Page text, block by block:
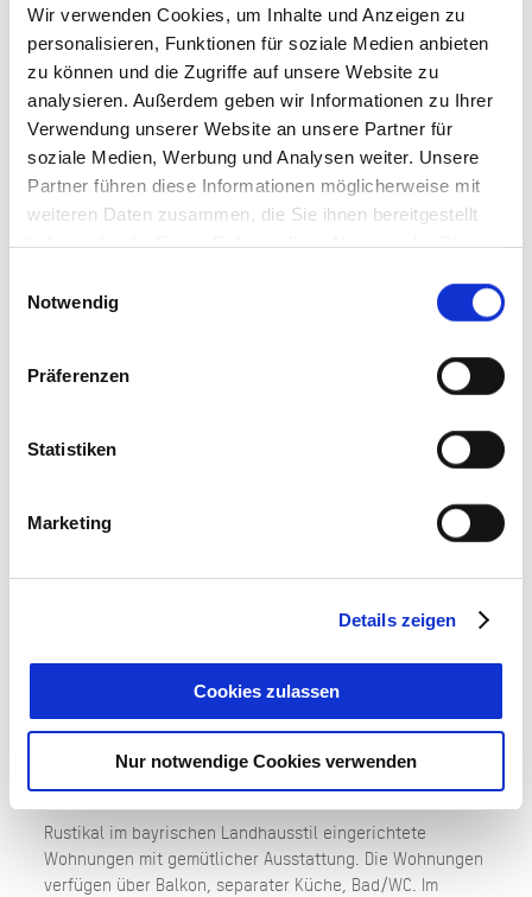
Wir verwenden Cookies, um Inhalte und Anzeigen zu
personalisieren, Funktionen für soziale Medien anbieten
zu können und die Zugriffe auf unsere Website zu
analysieren. Außerdem geben wir Informationen zu Ihrer
Verwendung unserer Website an unsere Partner für
soziale Medien, Werbung und Analysen weiter. Unsere
Partner führen diese Informationen möglicherweise mit
weiteren Daten zusammen, die Sie ihnen bereitgestellt
haben oder die Sie im Rahmen Ihrer Nutzung der Dienste
Cookies, wenn Sie unsere Webseite weiterhin nutzen.
Notwendig
Präferenzen
Statistiken
Marketing
Details zeigen
Cookies zulassen
Nur notwendige Cookies verwenden
FERIENWOHNUNG GONDOLA
Absolutes Schmuckstück in außergewöhnlicher und
einzigartiger Lage! Die Ferienwohnung Gondola liegt auf
1129 m ü. NN. und gewährt über Almwiese und wald
hinweg einen grandiosen Talblick auf den Schliersee. Die
hochwertig eingerichtete 2-Zimmer Wohnung mit Bad und
Weitere Infos
FERIENWOHNUNGEN RHEINGOLD
Rustikal im bayrischen Landhausstil eingerichtete
Wohnungen mit gemütlicher Ausstattung. Die Wohnungen
verfügen über Balkon, separater Küche, Bad/WC. Im